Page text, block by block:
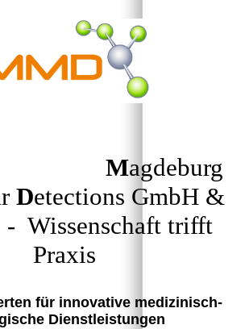
Magdeburg
Detections GmbH &
Wissenschaft trifft
Praxis
für innovative medizinisch-
Dienstleistungen